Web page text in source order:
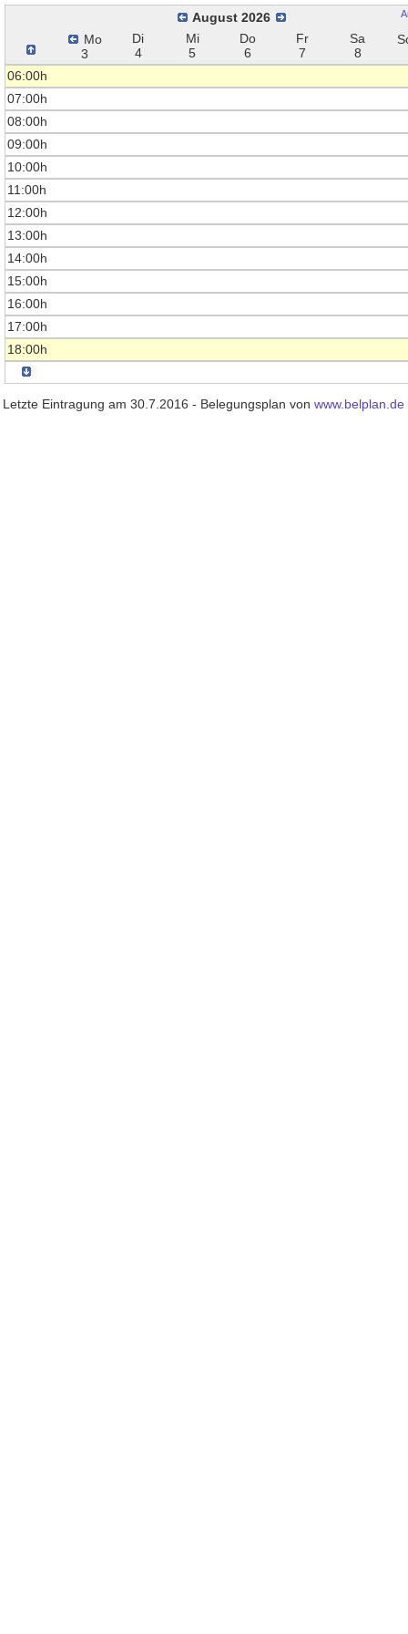
August 2026
Mo
3
Di
4
Mi
5
Do
6
Fr
7
Sa
8
06:00h
07:00h
08:00h
09:00h
10:00h
11:00h
12:00h
13:00h
14:00h
15:00h
16:00h
17:00h
18:00h
Letzte Eintragung am 30.7.2016 - Belegungsplan von www.belplan.de